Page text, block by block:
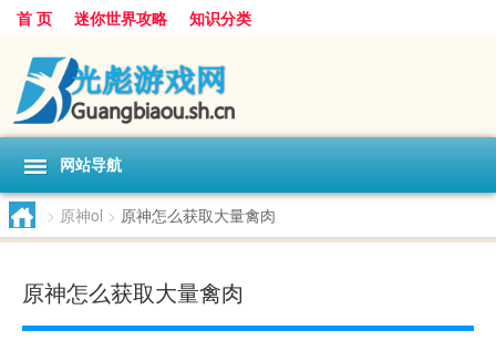
首 页 迷你世界攻略 知识分类
网站导航
> 原神ol > 原神怎么获取大量禽肉
原神怎么获取大量禽肉